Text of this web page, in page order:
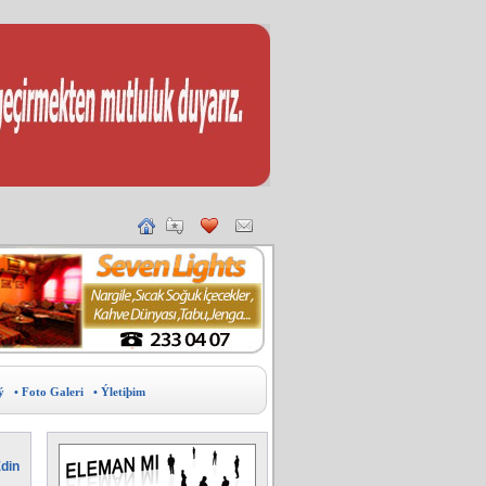
• Foto Galeri • Ýletiþim